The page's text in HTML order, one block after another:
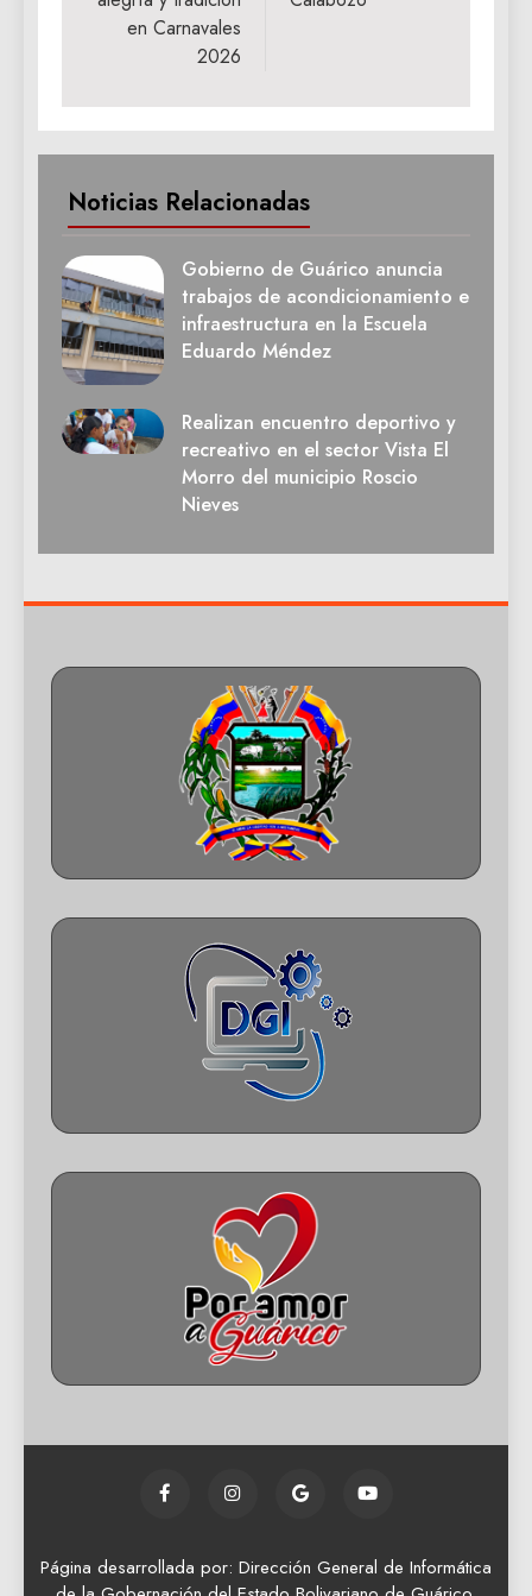
en Carnavales
2026
Noticias Relacionadas
Gobierno de Guárico anuncia
trabajos de acondicionamiento e
infraestructura en la Escuela
Eduardo Méndez
Realizan encuentro deportivo y
recreativo en el sector Vista El
Morro del municipio Roscio
Nieves
Página desarrollada por: Dirección General de Informática